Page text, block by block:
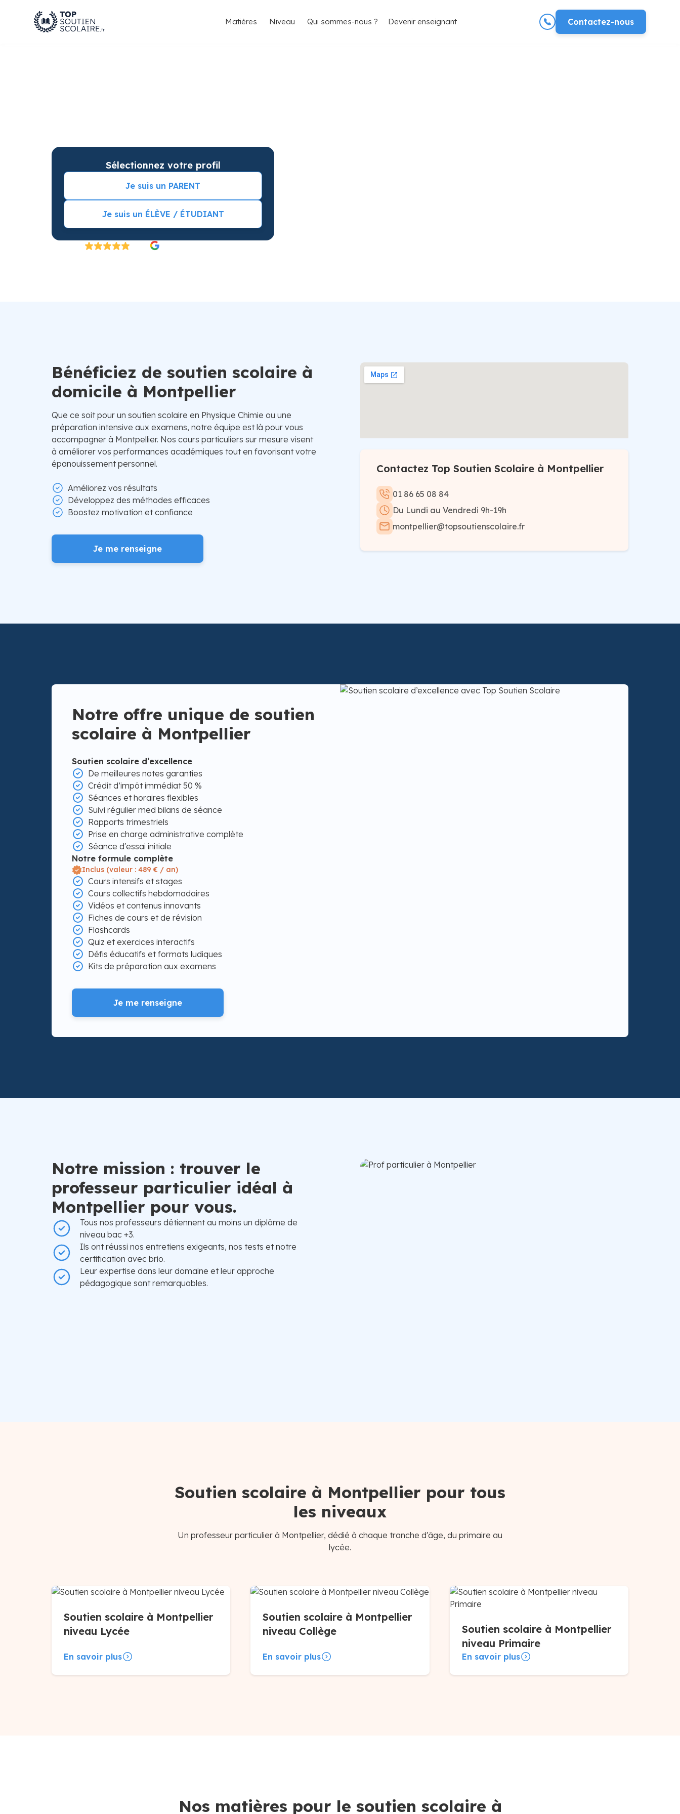
Matières Niveau Qui sommes-nous ? Devenir enseignant Contactez-nous
Sélectionnez votre profil
Je suis un PARENT
Je suis un ÉLÈVE / ÉTUDIANT
Bénéficiez de soutien scolaire à
domicile à Montpellier
Que ce soit pour un soutien scolaire en Physique Chimie ou une
préparation intensive aux examens, notre équipe est là pour vous
accompagner à Montpellier. Nos cours particuliers sur mesure visent
à améliorer vos performances académiques tout en favorisant votre
épanouissement personnel.
Améliorez vos résultats
Développez des méthodes efficaces
Boostez motivation et confiance
Je me renseigne
Contactez Top Soutien Scolaire à Montpellier
01 86 65 08 84
Du Lundi au Vendredi 9h-19h
montpellier@topsoutienscolaire.fr
Notre offre unique de soutien
scolaire à Montpellier
Soutien scolaire d’excellence
De meilleures notes garanties
Crédit d’impôt immédiat 50 %
Séances et horaires flexibles
Suivi régulier med bilans de séance
Rapports trimestriels
Prise en charge administrative complète
Séance d'essai initiale
Notre formule complète
Inclus (valeur : 489 € / an)
Cours intensifs et stages
Cours collectifs hebdomadaires
Vidéos et contenus innovants
Fiches de cours et de révision
Flashcards
Quiz et exercices interactifs
Défis éducatifs et formats ludiques
Kits de préparation aux examens
Je me renseigne
Notre mission : trouver le
professeur particulier idéal à
Montpellier pour vous.
Tous nos professeurs détiennent au moins un diplôme de
niveau bac +3.
Ils ont réussi nos entretiens exigeants, nos tests et notre
certification avec brio.
Leur expertise dans leur domaine et leur approche
pédagogique sont remarquables.
Soutien scolaire à Montpellier pour tous
les niveaux
Un professeur particulier à Montpellier, dédié à chaque tranche d'âge, du primaire au
lycée.
Soutien scolaire à Montpellier
niveau Lycée
En savoir plus
Soutien scolaire à Montpellier
niveau Collège
En savoir plus
Soutien scolaire à Montpellier
niveau Primaire
En savoir plus
Nos matières pour le soutien scolaire à